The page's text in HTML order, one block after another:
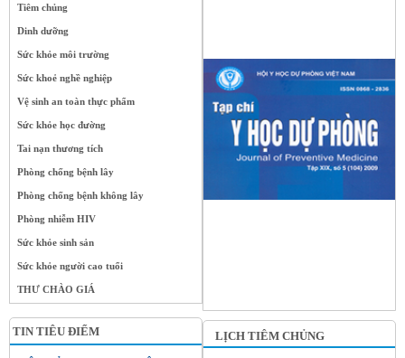
Tiêm chủng
Dinh dưỡng
Sức khỏe môi trường
Sức khoẻ nghề nghiệp
Vệ sinh an toàn thực phẩm
Sức khỏe học đường
Tai nạn thương tích
Phòng chống bệnh lây
Phòng chống bệnh không lây
Phòng nhiễm HIV
Sức khỏe sinh sản
Sức khỏe người cao tuổi
THƯ CHÀO GIÁ
TIN TIÊU ĐIỂM LỊCH TIÊM CHỦNG